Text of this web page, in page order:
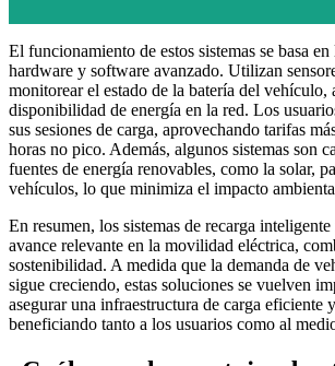
El funcionamiento de estos sistemas se basa
hardware y software avanzado. Utilizan
monitorear el estado de la batería del vehículo,
disponibilidad de energía en la red. Los
sus sesiones de carga, aprovechando tarifas
horas no pico. Además, algunos sistemas son
fuentes de energía renovables, como la solar,
vehículos, lo que minimiza el impacto
En resumen, los sistemas de recarga inteligente
avance relevante en la movilidad eléctrica,
sostenibilidad. A medida que la demanda de
sigue creciendo, estas soluciones se vuelven
asegurar una infraestructura de carga eficiente
beneficiando tanto a los usuarios como al